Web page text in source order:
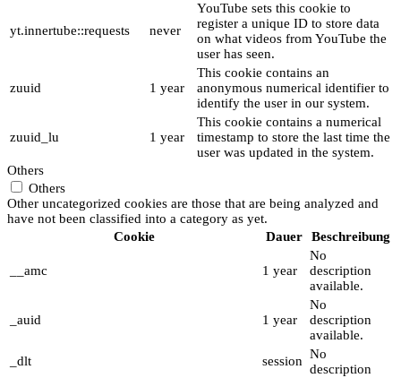
yt.innertube::requests never
YouTube sets this cookie to
register a unique ID to store data
on what videos from YouTube the
user has seen.
zuuid 1 year
This cookie contains an
anonymous numerical identifier to
identify the user in our system.
zuuid_lu 1 year
This cookie contains a numerical
timestamp to store the last time the
user was updated in the system.
Others
Others
Other uncategorized cookies are those that are being analyzed and
have not been classified into a category as yet.
Cookie
Dauer Beschreibung
__amc 1 year
No
description
available.
_auid 1 year
No
description
available.
_dlt
session No
description